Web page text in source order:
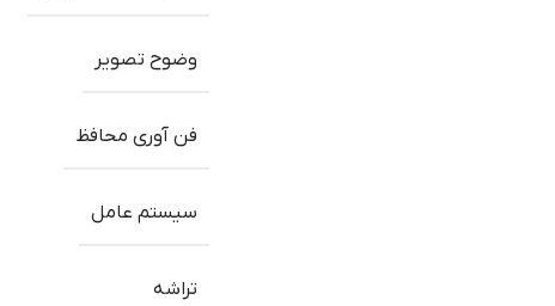
وضوح تصویر
فن آوری محافظ
سیستم عامل
تراشه